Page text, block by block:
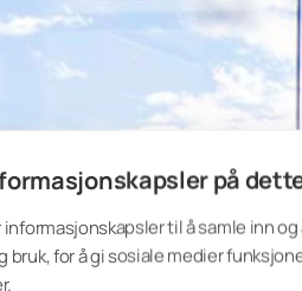
på
informasjonskapsler til å samle inn
bruk, for å gi sosiale medier